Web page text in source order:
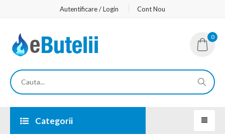
Autentificare / Login Cont Nou
0
Categorii